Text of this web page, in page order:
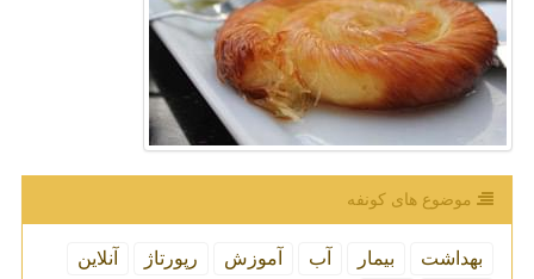
موضوع های كونفه
بهداشت بیمار آب آموزش رپورتاژ
آنلاین